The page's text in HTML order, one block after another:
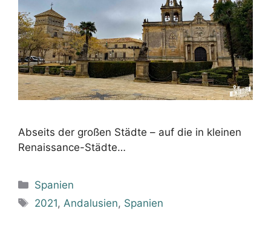
Abseits der großen Städte – auf die in kleinen
Renaissance-Städte…
Kategorien
Spanien
Schlagwörter
2021,Andalusien, Spanien